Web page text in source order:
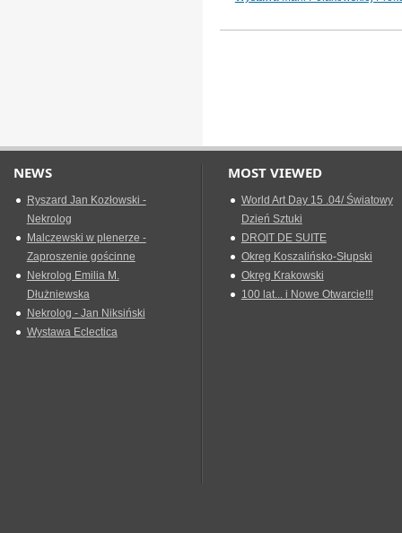
NEWS
Ryszard Jan Kozłowski -
Nekrolog
Malczewski w plenerze -
Zaproszenie gościnne
Nekrolog Emilia M.
Dłużniewska
Nekrolog - Jan Niksiński
Wystawa Eclectica
MOST VIEWED
World Art Day 15 .04/ Światowy
Dzień Sztuki
DROIT DE SUITE
Okreg Koszalińsko-Słupski
Okręg Krakowski
100 lat... i Nowe Otwarcie!!!